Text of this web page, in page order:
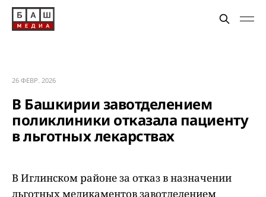
26 ФЕВР. 2026
В Башкирии завотделением
поликлиники отказала пациенту
в льготных лекарствах
В Иглинском районе за отказ в назначении
льготных медикаментов завотделением